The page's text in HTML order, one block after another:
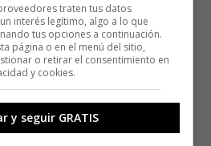
traten tus datos
interés legítimo, algo a lo que
tus opciones a continuación.
página o en el menú del sitio,
o retirar el consentimiento en
y cookies.
y seguir GRATIS